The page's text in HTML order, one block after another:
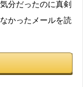
分だったのに真剣
かったメールを読